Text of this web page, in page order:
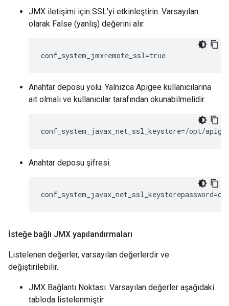
JMX iletişimi için SSL'yi etkinleştirin. Varsayılan
olarak False (yanlış) değerini alır.
conf_system_jmxremote_ssl=true
Anahtar deposu yolu. Yalnızca Apigee kullanıcılarına
ait olmalı ve kullanıcılar tarafından okunabilmelidir.
conf_system_javax_net_ssl_keystore=/opt/
Anahtar deposu şifresi:
İsteğe bağlı JMX yapılandırmaları
Listelenen değerler, varsayılan değerlerdir ve
değiştirilebilir.
JMX Bağlantı Noktası. Varsayılan değerler aşağıdaki
tabloda listelenmiştir.